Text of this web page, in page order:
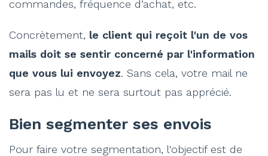
commandes, fréquence d’achat, etc.
Concrètement, le client qui reçoit l'un de vos
mails doit se sentir concerné par l'information
que vous lui envoyez. Sans cela, votre mail ne
sera pas lu et ne sera surtout pas apprécié.
Bien segmenter ses envois
Pour faire votre segmentation, l'objectif est de